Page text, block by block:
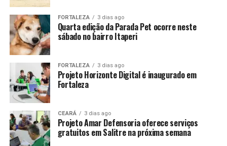
FORTALEZA 3 dias ago
Quarta edição da Parada Pet ocorre neste
sábado no bairro Itaperi
FORTALEZA 3 dias ago
Projeto Horizonte Digital é inaugurado em
Fortaleza
CEARÁ 3 dias ago
Projeto Amar Defensoria oferece serviços
gratuitos em Salitre na próxima semana